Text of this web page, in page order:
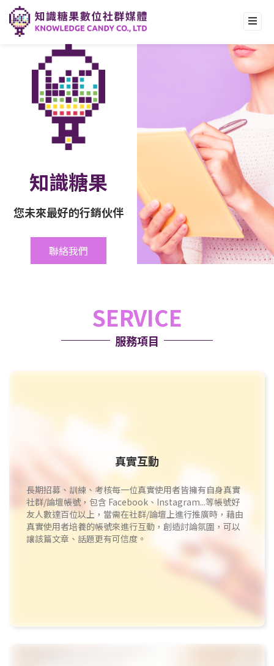
知識糖果
您未來最好的行銷伙伴
聯絡我們
SERVICE
服務項目
真實互動
長期招募、訓練、考核每一位真實使用者皆擁有自身真實
社群/論壇帳號，包含 Facebook、Instagram...等帳號好
友人數達百位以上，當需在社群/論壇上進行推廣時，藉由
真實使用者培養的帳號來進行互動，創造討論氛圍，可以
讓該篇文章、話題更有可信度。